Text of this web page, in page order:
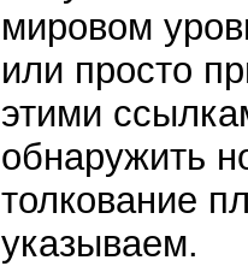
мировом
или просто
этими
обнаружить
толкование
указываем.